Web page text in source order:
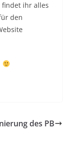
findet ihr alles
den
des PB